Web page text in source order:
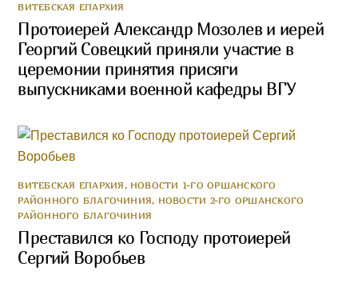
ВИТЕБСКАЯ ЕПАРХИЯ
Протоиерей Александр Мозолев и иерей
Георгий Совецкий приняли участие в
церемонии принятия присяги
выпускниками военной кафедры ВГУ
ВИТЕБСКАЯ ЕПАРХИЯ, НОВОСТИ 1-ГО ОРШАНСКОГО
РАЙОННОГО БЛАГОЧИНИЯ, НОВОСТИ 2-ГО ОРШАНСКОГО
РАЙОННОГО БЛАГОЧИНИЯ
Преставился ко Господу протоиерей
Сергий Воробьев